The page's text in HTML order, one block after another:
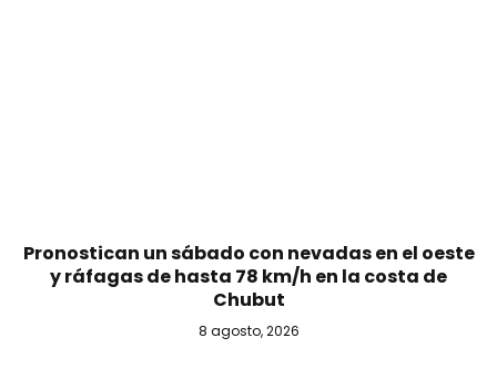
Pronostican un sábado con nevadas en el oeste
y ráfagas de hasta 78 km/h en la costa de
Chubut
8 agosto, 2026